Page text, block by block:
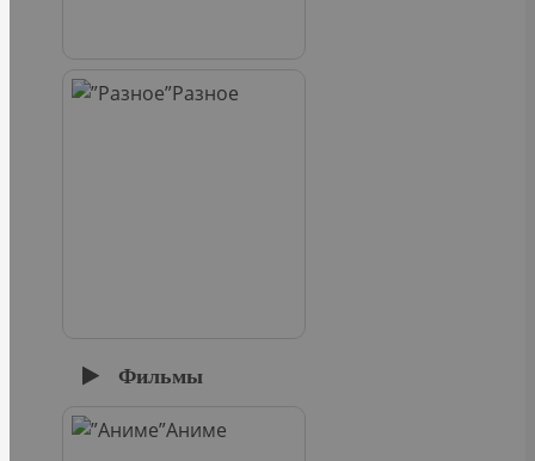
Разное
Фильмы
Аниме